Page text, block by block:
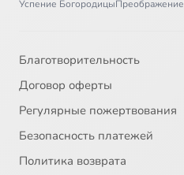
Успение БогородицыПреображение
Благотворительность
Договор оферты
Регулярные пожертвования
Безопасность платежей
Политика возврата